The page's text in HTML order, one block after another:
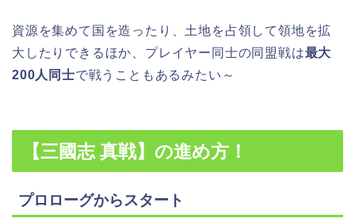
資源を集めて国を造ったり、土地を占領して領地を拡
大したりできるほか、プレイヤー同士の同盟戦は最大
200人同士で戦うこともあるみたい～
【三國志 真戦】の進め方！
プロローグからスタート